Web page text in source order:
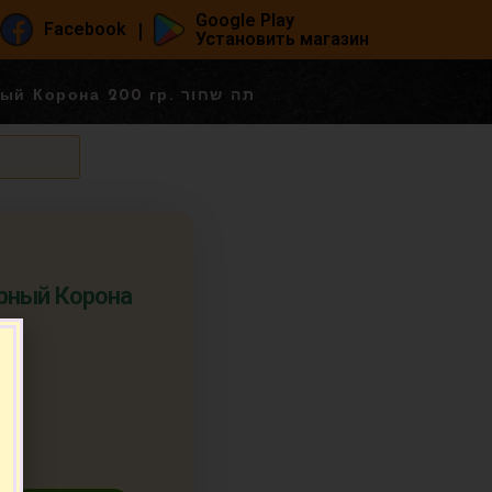
Facebook |
Google Play
Установить магазин
Чай Майский черный Корона 200 гр. תה שחור
Корона